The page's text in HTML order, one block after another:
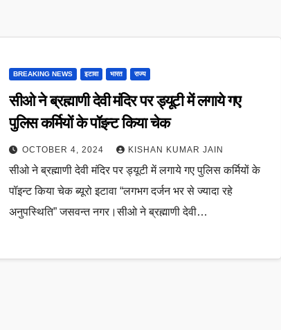
BREAKING NEWS इटावा भारत राज्य
सीओ ने ब्रह्माणी देवी मंदिर पर ड्यूटी में लगाये गए
पुलिस कर्मियों के पॉइन्ट किया चेक
OCTOBER 4, 2024 KISHAN KUMAR JAIN
सीओ ने ब्रह्माणी देवी मंदिर पर ड्यूटी में लगाये गए पुलिस कर्मियों के
पॉइन्ट किया चेक ब्यूरो इटावा “लगभग दर्जन भर से ज्यादा रहे
अनुपस्थिति” जसवन्त नगर।सीओ ने ब्रह्माणी देवी…